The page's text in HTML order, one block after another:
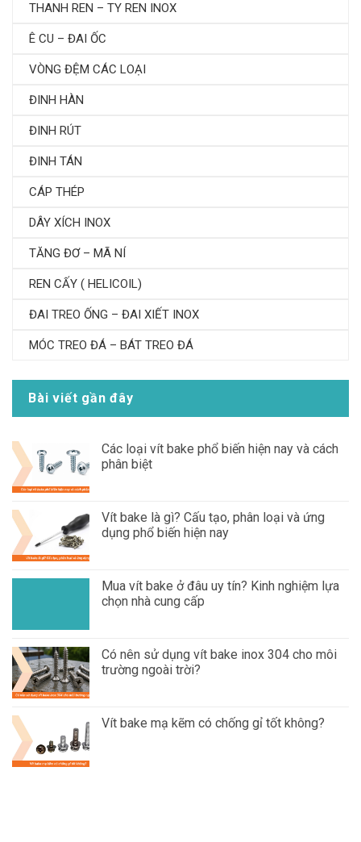
THANH REN – TY REN INOX
Ê CU – ĐAI ỐC
VÒNG ĐỆM CÁC LOẠI
ĐINH HÀN
ĐINH RÚT
ĐINH TÁN
CÁP THÉP
DÂY XÍCH INOX
TĂNG ĐƠ – MÃ NÍ
REN CẤY ( HELICOIL)
ĐAI TREO ỐNG – ĐAI XIẾT INOX
MÓC TREO ĐÁ – BÁT TREO ĐÁ
Bài viết gần đây
Các loại vít bake phổ biến hiện nay và cách
phân biệt
Vít bake là gì? Cấu tạo, phân loại và ứng
dụng phổ biến hiện nay
Mua vít bake ở đâu uy tín? Kinh nghiệm lựa
chọn nhà cung cấp
Có nên sử dụng vít bake inox 304 cho môi
trường ngoài trời?
Vít bake mạ kẽm có chống gỉ tốt không?